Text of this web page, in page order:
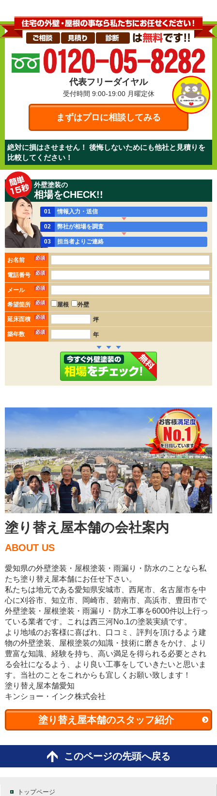
代表フリーダイヤル
受付時間 9:00-19:00 月曜定休
まずはプロに相談してみる
絶対に損はさせません！ 後悔しないためにも他社と見積りを
比較してください！
外壁塗装の
相場をCHECK!!
01 情報入力・送信
02 弊社が相場を調査
03 担当者よりご連絡
お名前 必須
電話番号 必須
メール 必須
希望箇所 必須 屋根 外壁
延床面積 必須 坪
築年数 必須 年
塗り替え屋本舗の会社案内
ABOUT US
愛知県の外壁塗装・屋根塗装・雨漏り・防水のことなら私
たち塗り替え屋本舗にお任せ下さい。
私たちは地元である愛知県安城市、西尾市、名古屋市を中
心に刈谷市、知立市、岡崎市、碧南市、高浜市、豊田市で
外壁塗装・屋根塗装・雨漏り・防水工事を6000件以上行っ
ている業者です。これは西三河No.1の塗装実績です。
より地域のお客様に喜ばれ、口コミ、評判を頂けるよう建
物の外壁塗装、屋根塗装の知識・技術に磨きをかけ、より
豊富な知識、経験を持ち、高い満足を得られる必要とされ
る会社になるよう、より良い工事をしていきたいと思いま
す。当社のことをこれからも宜しくお願い致します！
塗り替え屋本舗愛知
キンショー・インク株式会社
塗り替え屋本舗のスタッフ紹介
このページの先頭へ戻る
トップページ